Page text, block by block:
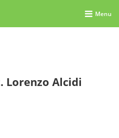
Menu
Lorenzo Alcidi